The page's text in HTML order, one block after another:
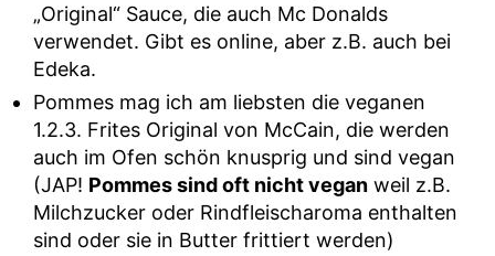
„Original“ Sauce, die auch Mc Donalds
verwendet. Gibt es online, aber z.B. auch bei
Edeka.
Pommes mag ich am liebsten die veganen
1.2.3. Frites Original von McCain, die werden
auch im Ofen schön knusprig und sind vegan
(JAP! Pommes sind oft nicht vegan weil z.B.
Milchzucker oder Rindfleischaroma enthalten
sind oder sie in Butter frittiert werden)